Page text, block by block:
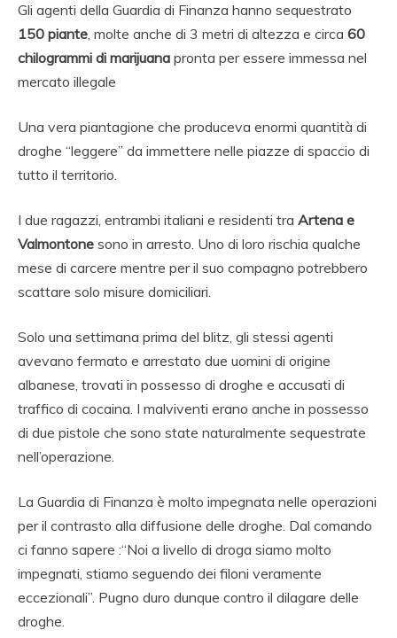
Gli agenti della Guardia di Finanza hanno sequestrato
150 piante, molte anche di 3 metri di altezza e circa 60
chilogrammi di marijuana pronta per essere immessa nel
mercato illegale
Una vera piantagione che produceva enormi quantità di
droghe “leggere” da immettere nelle piazze di spaccio di
tutto il territorio.
I due ragazzi, entrambi italiani e residenti tra Artena e
Valmontone sono in arresto. Uno di loro rischia qualche
mese di carcere mentre per il suo compagno potrebbero
scattare solo misure domiciliari.
Solo una settimana prima del blitz, gli stessi agenti
avevano fermato e arrestato due uomini di origine
albanese, trovati in possesso di droghe e accusati di
traffico di cocaina. I malviventi erano anche in possesso
di due pistole che sono state naturalmente sequestrate
nell’operazione.
La Guardia di Finanza è molto impegnata nelle operazioni
per il contrasto alla diffusione delle droghe. Dal comando
ci fanno sapere :“Noi a livello di droga siamo molto
impegnati, stiamo seguendo dei filoni veramente
eccezionali”. Pugno duro dunque contro il dilagare delle
droghe.